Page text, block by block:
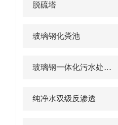
脱硫塔
玻璃钢化粪池
玻璃钢一体化污水处理设备
纯净水双级反渗透